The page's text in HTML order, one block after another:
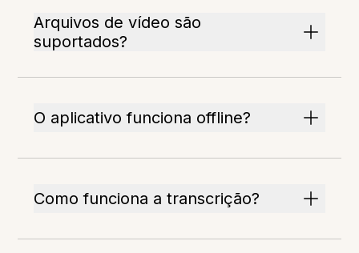
Arquivos de vídeo são
suportados?
O aplicativo funciona offline?
Como funciona a transcrição?